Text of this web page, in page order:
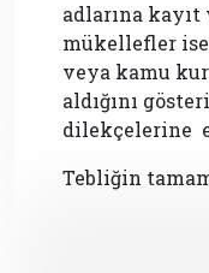
adlarına
mükellefler
veya kamu
aldığını
dilekçelerine
Tebliğin